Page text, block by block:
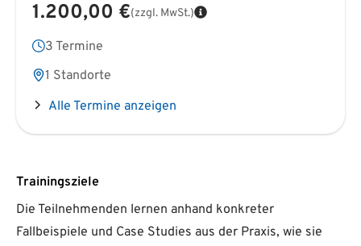
1.200,00 €(zzgl. MwSt.)
3 Termine
1 Standorte
Alle Termine anzeigen
Trainingsziele
Die Teilnehmenden lernen anhand konkreter
Fallbeispiele und Case Studies aus der Praxis, wie sie